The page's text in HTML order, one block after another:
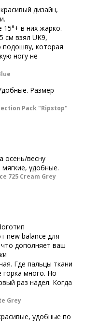
дизайн,
в них жарко.
см взял UK9,
которая
ногу не
Размер
Pack "Ripstop"
осень/весну
удобные.
725 Cream Grey
new balance для
дополняет ваш
Где пальцы ткани
горка много. Но
раз надел. Когда
Grey
удобные по